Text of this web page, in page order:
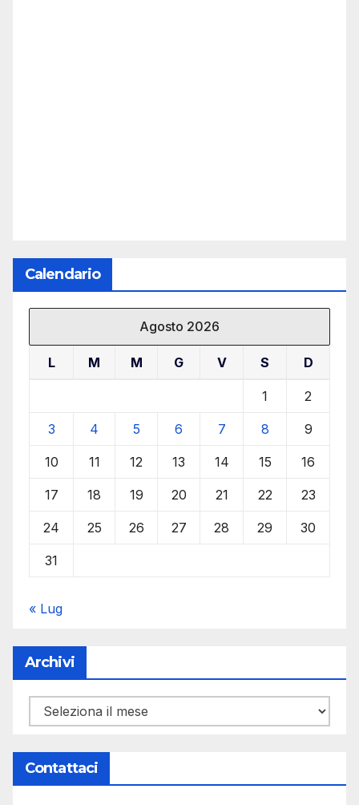
Calendario
Agosto 2026
L M M G V S D
1 2
3 4 5 6 7 8 9
10 11 12 13 14 15 16
17 18 19 20 21 22 23
24 25 26 27 28 29 30
31
« Lug
Archivi
Archivi
Contattaci